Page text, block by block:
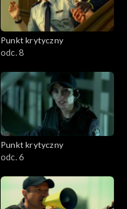
Punkt krytyczny
odc. 8
Punkt krytyczny
odc. 6